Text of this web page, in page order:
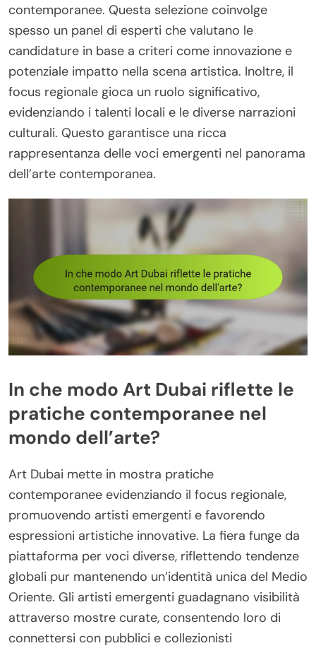
contemporanee. Questa selezione coinvolge
spesso un panel di esperti che valutano le
candidature in base a criteri come innovazione e
potenziale impatto nella scena artistica. Inoltre, il
focus regionale gioca un ruolo significativo,
evidenziando i talenti locali e le diverse narrazioni
culturali. Questo garantisce una ricca
rappresentanza delle voci emergenti nel panorama
dell’arte contemporanea.
In che modo Art Dubai riflette le
pratiche contemporanee nel
mondo dell’arte?
Art Dubai mette in mostra pratiche
contemporanee evidenziando il focus regionale,
promuovendo artisti emergenti e favorendo
espressioni artistiche innovative. La fiera funge da
piattaforma per voci diverse, riflettendo tendenze
globali pur mantenendo un’identità unica del Medio
Oriente. Gli artisti emergenti guadagnano visibilità
attraverso mostre curate, consentendo loro di
connettersi con pubblici e collezionisti